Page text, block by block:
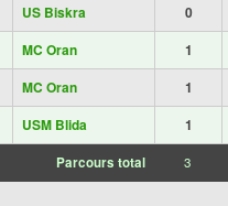
US Biskra 0
MC Oran 1
MC Oran 1
USM Blida 1
Parcours total 3